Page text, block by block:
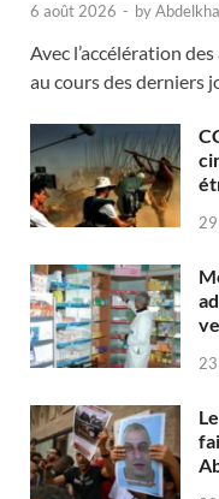
6 août 2026 - by
Avec l’accélération
au cours des derniers